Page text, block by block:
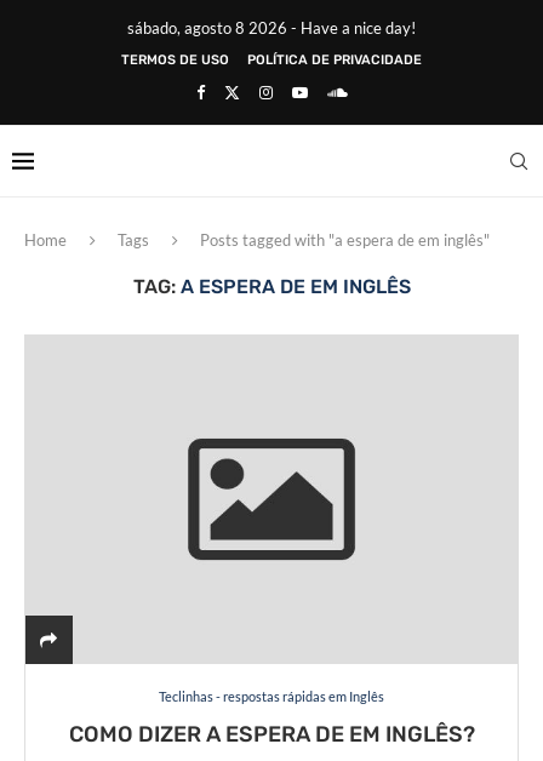
sábado, agosto 8 2026 - Have a nice day!
TERMOS DE USO POLÍTICA DE PRIVACIDADE
Home Tags Posts tagged with "a espera de em inglês"
TAG: A ESPERA DE EM INGLÊS
Teclinhas - respostas rápidas em Inglês
COMO DIZER A ESPERA DE EM INGLÊS?